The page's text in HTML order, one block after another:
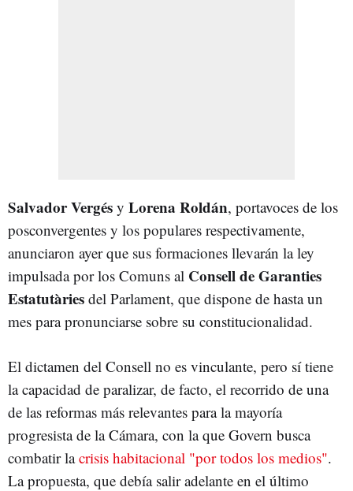
Salvador Vergés y Lorena Roldán, portavoces de los
posconvergentes y los populares respectivamente,
anunciaron ayer que sus formaciones llevarán la ley
impulsada por los Comuns al Consell de Garanties
Estatutàries del Parlament, que dispone de hasta un
mes para pronunciarse sobre su constitucionalidad.
El dictamen del Consell no es vinculante, pero sí tiene
la capacidad de paralizar, de facto, el recorrido de una
de las reformas más relevantes para la mayoría
progresista de la Cámara, con la que Govern busca
combatir lacrisis habitacional "por todos los medios".
La propuesta, que debía salir adelante en el último